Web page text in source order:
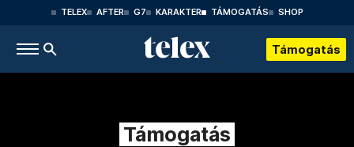
TELEX AFTER G7 KARAKTER TÁMOGATÁS SHOP
Támogatás
Támogatás